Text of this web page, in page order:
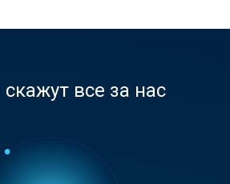
скажут все за нас